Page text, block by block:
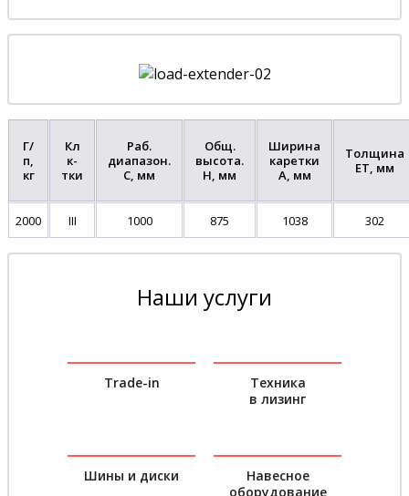
Г/
п,
кг
Кл
к-
тки
Раб.
диапазон.
C, мм
Общ.
высота.
H, мм
Ширина
каретки
A, мм
Толщина
ET, мм
2000 III 1000 875 1038 302
Наши услуги
Trade-in
Техника
в лизинг
Шины и диски
Навесное
оборудование